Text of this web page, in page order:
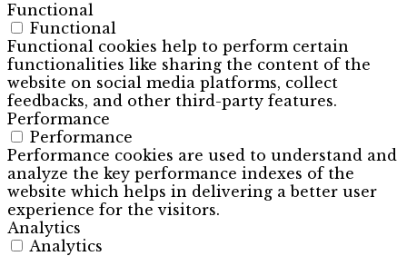
Functional
Functional
Functional cookies help to perform certain
functionalities like sharing the content of the
website on social media platforms, collect
feedbacks, and other third-party features.
Performance
Performance
Performance cookies are used to understand and
analyze the key performance indexes of the
website which helps in delivering a better user
experience for the visitors.
Analytics
Analytics